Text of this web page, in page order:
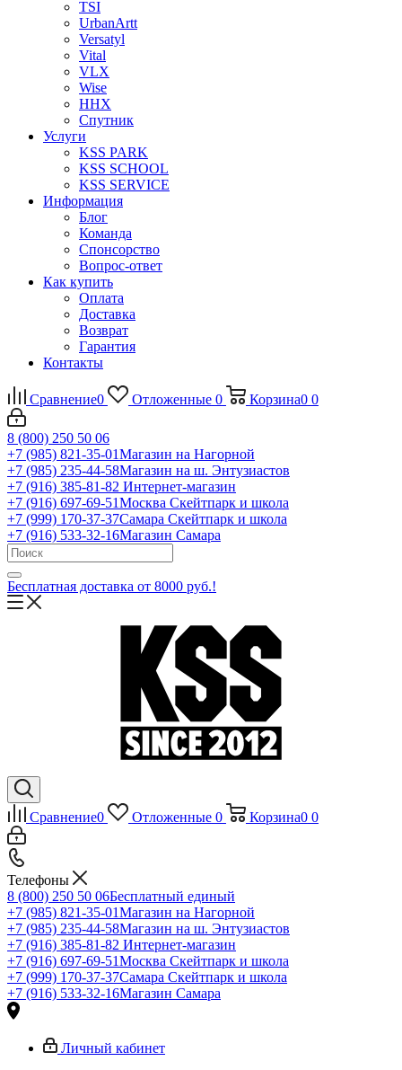
TSI
UrbanArtt
Versatyl
Vital
VLX
Wise
ННХ
Спутник
Услуги
KSS PARK
KSS SCHOOL
KSS SERVICE
Информация
Блог
Команда
Спонсорство
Вопрос-ответ
Как купить
Оплата
Доставка
Возврат
Гарантия
Контакты
Сравнение0 Отложенные 0 Корзина0 0
8 (800) 250 50 06
+7 (985) 821-35-01Магазин на Нагорной
+7 (985) 235-44-58Магазин на ш. Энтузиастов
+7 (916) 385-81-82 Интернет-магазин
+7 (916) 697-69-51Москва Скейтпарк и школа
+7 (999) 170-37-37Самара Скейтпарк и школа
+7 (916) 533-32-16Магазин Самара
Бесплатная доставка от 8000 руб.!
Сравнение0 Отложенные 0 Корзина0 0
Телефоны
8 (800) 250 50 06Бесплатный единый
+7 (985) 821-35-01Магазин на Нагорной
+7 (985) 235-44-58Магазин на ш. Энтузиастов
+7 (916) 385-81-82 Интернет-магазин
+7 (916) 697-69-51Москва Скейтпарк и школа
+7 (999) 170-37-37Самара Скейтпарк и школа
+7 (916) 533-32-16Магазин Самара
Личный кабинет